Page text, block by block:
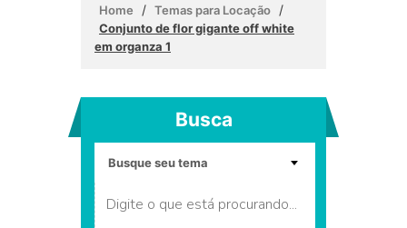
Home / Temas para Locação /
Conjunto de flor gigante off white
em organza 1
Busca